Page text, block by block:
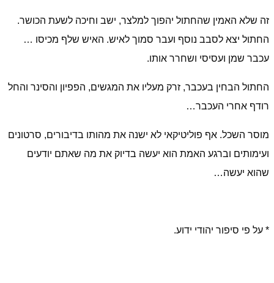
זה שלא האמין שהחתול יהפוך למלצר, ישב וחיכה לשעת הכושר.
החתול יצא לסבב נוסף ועבר סמוך לאיש. האיש שלף מכיסו …
עכבר שמן ועסיסי ושחרר אותו.
החתול הבחין בעכבר, זרק מעליו את המגשים, הפפיון והסינר והחל
רודף אחרי העכבר…
מוסר השכל. אף פוליטיקאי לא ישנה את מהותו בדיבורים, סרטונים
ועימותים וברגע האמת הוא יעשה בדיוק את מה שאתם יודעים
שהוא יעשה…
* על פי סיפור יהודי ידוע.